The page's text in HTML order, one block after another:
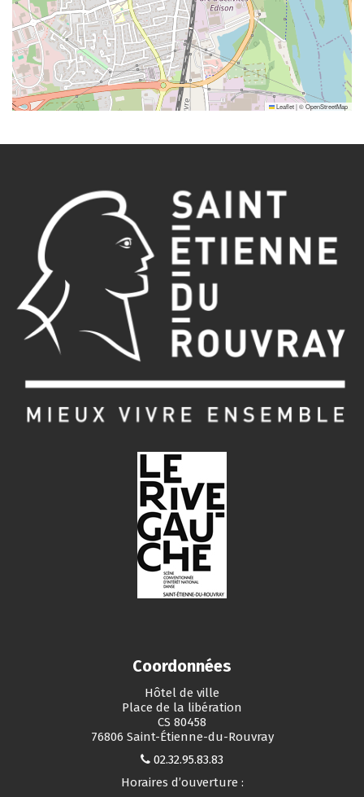
Leaflet|©OpenStreetMap
Coordonnées
Hôtel de ville
Place de la libération
CS 80458
76806 Saint-Étienne-du-Rouvray
02.32.95.83.83
Horaires d’ouverture :